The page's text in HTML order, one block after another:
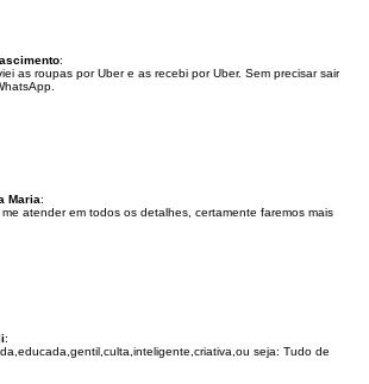
:
as roupas por Uber e as recebi por Uber. Sem precisar sair
Maria:
atender em todos os detalhes, certamente faremos mais
:
seja: Tudo de